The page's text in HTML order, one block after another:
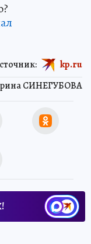
СИНЕГУБОВА
kp.ru